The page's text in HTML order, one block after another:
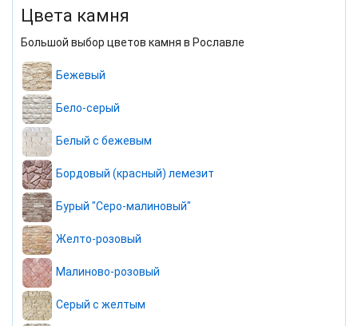
Цвета камня
Большой выбор цветов камня в Рославле
Бежевый
Бело-серый
Белый с бежевым
Бордовый (красный) лемезит
Бурый "Серо-малиновый"
Желто-розовый
Малиново-розовый
Серый с желтым